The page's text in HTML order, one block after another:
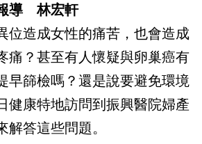
導 林宏軒
位造成女性的痛苦，也會造成
痛？甚至有人懷疑與卵巢癌有
早篩檢嗎？還是說要避免環境
健康特地訪問到振興醫院婦產
解答這些問題。